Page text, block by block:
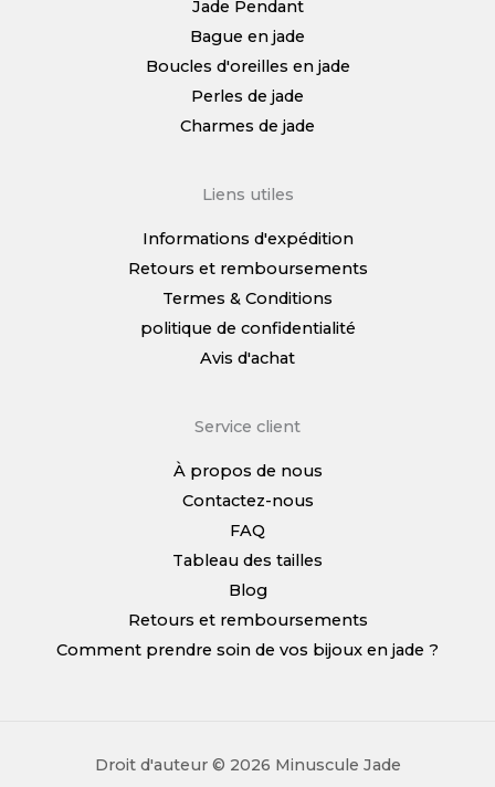
Jade Pendant
Bague en jade
Boucles d'oreilles en jade
Perles de jade
Charmes de jade
Liens utiles
Informations d'expédition
Retours et remboursements
Termes & Conditions
politique de confidentialité
Avis d'achat
Service client
À propos de nous
Contactez-nous
FAQ
Tableau des tailles
Blog
Retours et remboursements
Comment prendre soin de vos bijoux en jade ?
Droit d'auteur © 2026 Minuscule Jade